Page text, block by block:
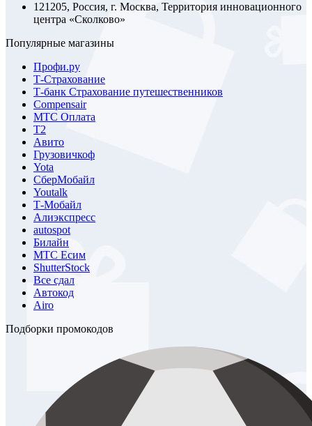
121205, Россия, г. Москва, Территория инновационного
центра «Сколково»
Популярные магазины
Профи.ру
Т-Страхование
Т-банк Страхование путешественников
Compensair
МТС Оплата
Т2
Авито
Грузовичкоф
Yota
СберМобайл
Youtalk
Т-Мобайл
Алиэкспресс
autospot
Билайн
МТС Есим
ShutterStock
Все сдал
Автокод
Airo
Подборки промокодов